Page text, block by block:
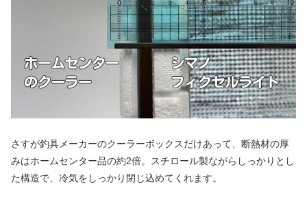
さすが釣具メーカーのクーラーボックスだけあって、断熱材の厚
みはホームセンター品の約2倍。スチロール製ながらしっかりとし
た構造で、冷気をしっかり閉じ込めてくれます。